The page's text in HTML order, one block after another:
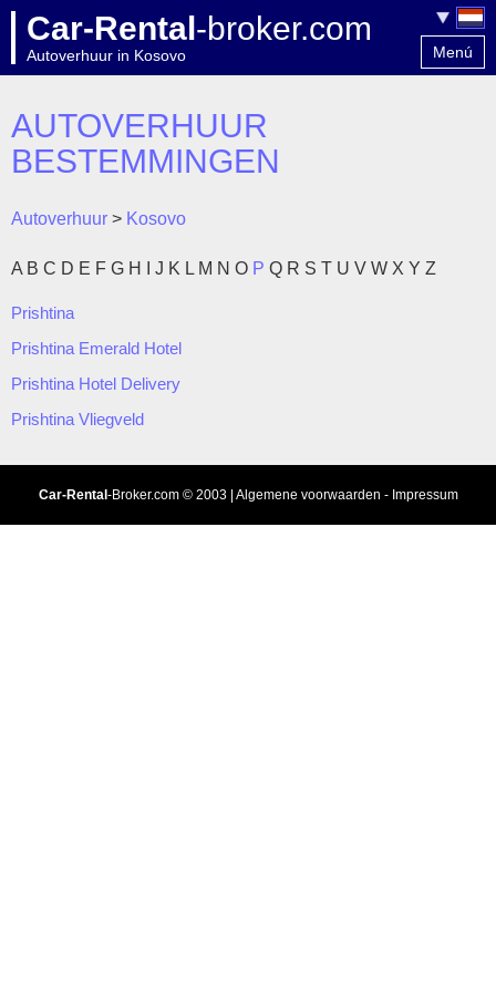
Car-Rental-broker.com
Autoverhuur in Kosovo Menú
AUTOVERHUUR
BESTEMMINGEN
Autoverhuur > Kosovo
A B C D E F G H J K L M N O P Q R S T U V W X Y Z
Prishtina
Prishtina Emerald Hotel
Prishtina Hotel Delivery
Prishtina Vliegveld
Car-Rental -Broker.com© 2003 | Algemene voorwaarden - Impressum